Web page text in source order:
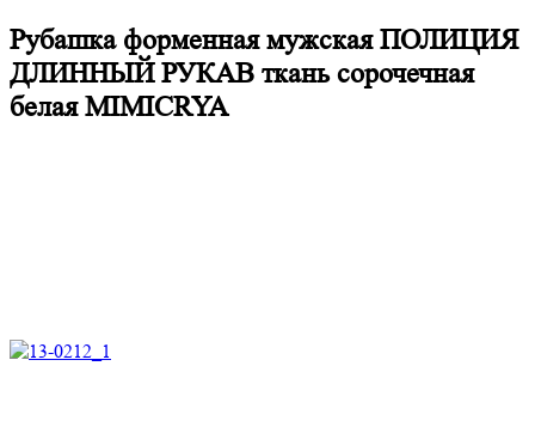
Рубашка форменная мужская ПОЛИЦИЯ
ДЛИННЫЙ РУКАВ ткань сорочечная
белая MIMICRYA